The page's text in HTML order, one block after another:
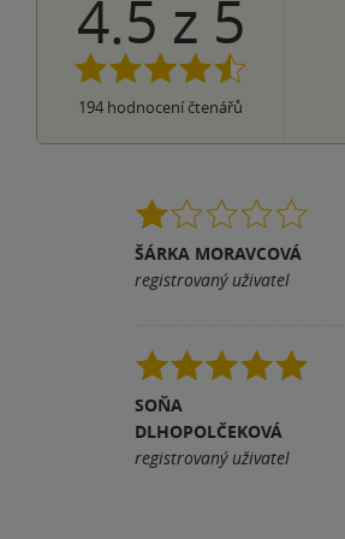
4.5 z 5
194 hodnocení čtenářů
ŠÁRKA MORAVCOVÁ
registrovaný uživatel
SOŇA
DLHOPOLČEKOVÁ
registrovaný uživatel